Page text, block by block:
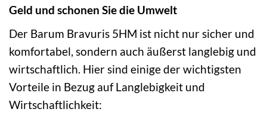
Geld und schonen Sie die Umwelt
Der Barum Bravuris 5HM ist nicht nur sicher und
komfortabel, sondern auch äußerst langlebig und
wirtschaftlich. Hier sind einige der wichtigsten
Vorteile in Bezug auf Langlebigkeit und
Wirtschaftlichkeit: